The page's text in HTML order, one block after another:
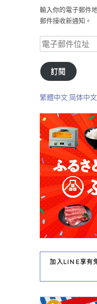
輸入你的電子郵件
郵件接收新通知。
訂閱
繁體中文 简体中文
加入LINE享有